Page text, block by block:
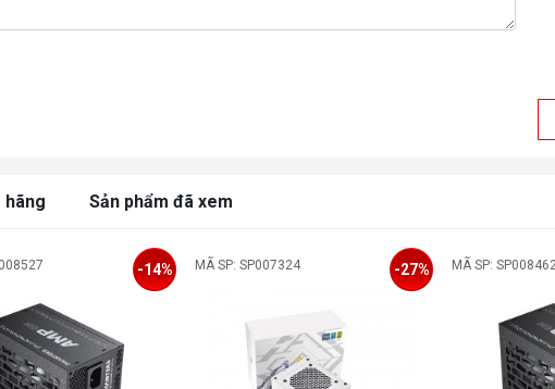
hãng Sản phẩm đã xem
-14% MÃ SP: SP007324 -27% MÃ SP: